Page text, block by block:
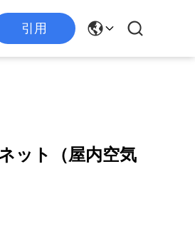
引用
ット（屋内空気